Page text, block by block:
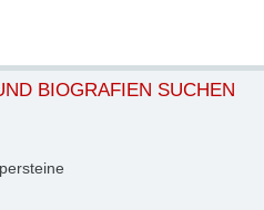
BIOGRAFIEN SUCHEN